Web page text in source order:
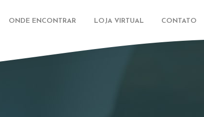
ONDE ENCONTRAR LOJA VIRTUAL CONTATO